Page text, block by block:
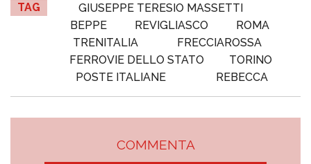
TAG
GIUSEPPE TERESIO MASSETTI
BEPPE
REVIGLIASCO
ROMA
TRENITALIA
FRECCIAROSSA
FERROVIE DELLO STATO
TORINO
POSTE ITALIANE
REBECCA
COMMENTA